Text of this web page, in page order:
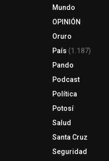
Mundo
OPINIÓN
Oruro
País (1.187)
Pando
Podcast
Política
Potosí
Salud
Santa Cruz
Seguridad